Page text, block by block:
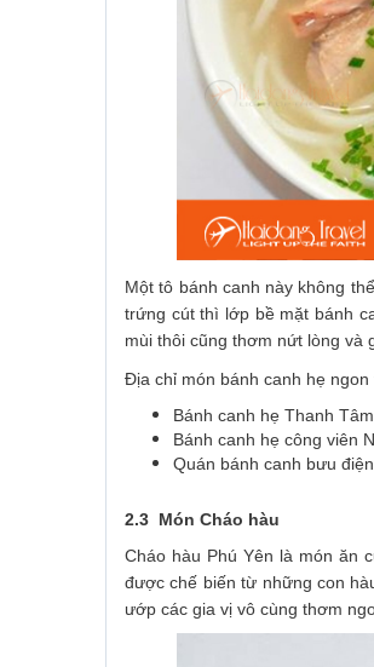
Một tô bánh canh này không
trứng cút thì lớp bề mặt bánh
mùi thôi cũng thơm nứt lòng và
Địa chỉ món bánh canh hẹ ngon
Bánh canh hẹ Thanh
Bánh canh hẹ công viên
Quán bánh canh bưu
2.3 Món Cháo hàu
Cháo hàu Phú Yên là món ăn
được chế biến từ những con
ướp các gia vị vô cùng thơm